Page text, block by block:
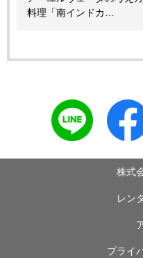
料理「南インドカ…
株式
レン
プライ